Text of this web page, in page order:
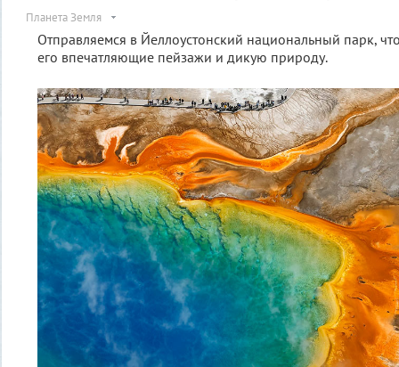
Планета Земля
Отправляемся в Йеллоустонский национальный парк,
его впечатляющие пейзажи и дикую природу.